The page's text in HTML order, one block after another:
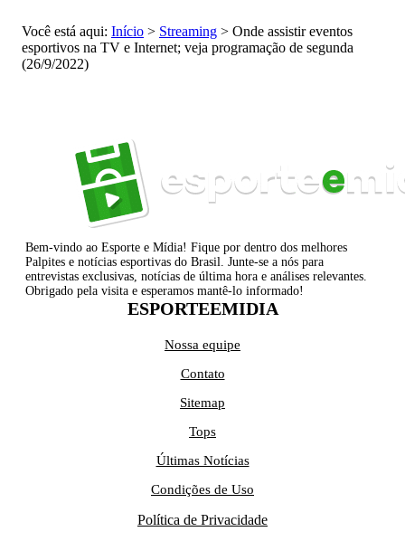
Você está aqui: Início > Streaming > Onde assistir eventos
esportivos na TV e Internet; veja programação de segunda
(26/9/2022)
Bem-vindo ao Esporte e Mídia! Fique por dentro dos melhores
Palpites e notícias esportivas do Brasil. Junte-se a nós para
entrevistas exclusivas, notícias de última hora e análises relevantes.
Obrigado pela visita e esperamos mantê-lo informado!
ESPORTEEMIDIA
Nossa equipe
Contato
Sitemap
Tops
Últimas Notícias
Condições de Uso
Política de Privacidade